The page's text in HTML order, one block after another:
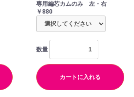
専用編芯カムのみ 左・右
￥880
数量
カートに入れる